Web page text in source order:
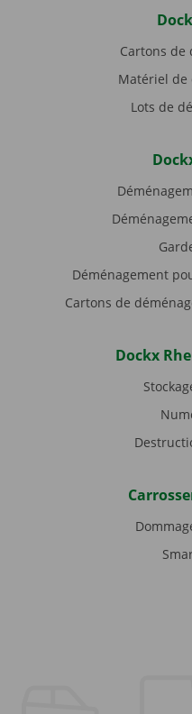
Cartons de
Matériel de
Lots de
Déménagement
Cartons de
Dockx